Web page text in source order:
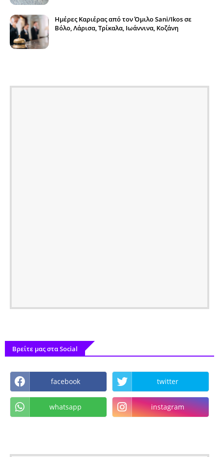
Ημέρες Καριέρας από τον Όμιλο Sani/Ikos σε
Βόλο, Λάρισα, Τρίκαλα, Ιωάννινα, Κοζάνη
Βρείτε μας στα Social
facebook twitter
whatsapp instagram